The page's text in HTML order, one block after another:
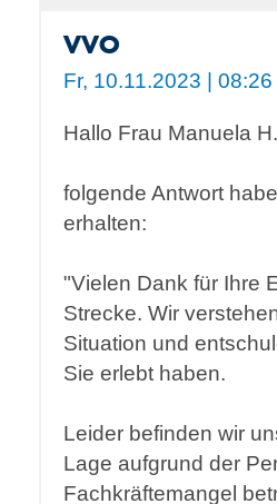
VVO
Fr, 10.11.2023 | 08:26
Hallo Frau Manuela
folgende Antwort
erhalten:
"Vielen Dank für Ihre
Strecke. Wir
Situation und
Sie erlebt haben.
Leider befinden wir
Lage aufgrund der
Fachkräftemangel